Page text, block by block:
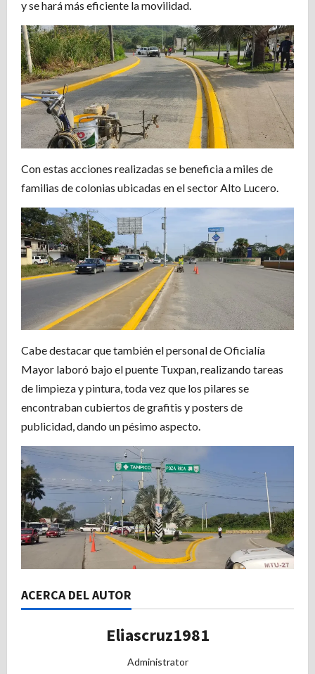
y se hará más eficiente la movilidad.
Con estas acciones realizadas se beneficia a miles de
familias de colonias ubicadas en el sector Alto Lucero.
Cabe destacar que también el personal de Oficialía
Mayor laboró bajo el puente Tuxpan, realizando tareas
de limpieza y pintura, toda vez que los pilares se
encontraban cubiertos de grafitis y posters de
publicidad, dando un pésimo aspecto.
ACERCA DEL AUTOR
Eliascruz1981
Administrator